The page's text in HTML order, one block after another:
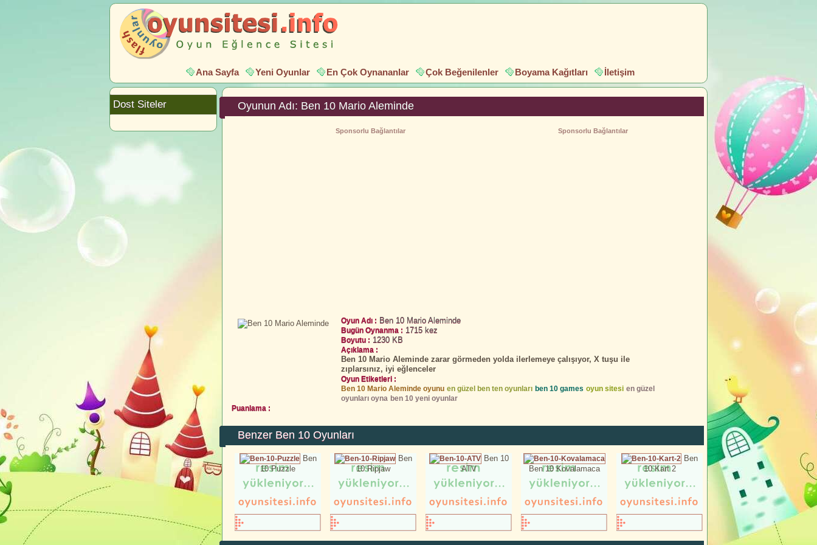
Ana Sayfa Yeni Oyunlar En Çok Oynananlar Çok Beğenilenler Boyama Kağıtları İletişim
Oyunun Adı: Ben 10 Mario Aleminde
Sponsorlu Bağlantılar
Sponsorlu Bağlantılar
Oyun Adı : Ben 10 Mario Aleminde
Bugün Oynanma : 1715 kez
Boyutu : 1230 KB
Açıklama :
Ben 10 Mario Aleminde zarar görmeden yolda ilerlemeye çalışıyor, X tuşu ile
zıplarsınız, iyi eğlenceler
Oyun Etiketleri :
Ben 10 Mario Aleminde oyunu en güzel ben ten oyunları ben 10 games oyun sitesi en güzel
oyunları oyna ben 10 yeni oyunlar
Puanlama :
Benzer Ben 10 Oyunları
Ben
10 Puzzle
Ben
10 Ripjaw
Ben 10
ATV
Ben 10 Kovalamaca
Ben
10 Kart 2
Dost Siteler